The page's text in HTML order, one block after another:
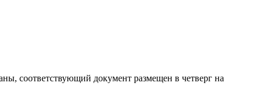
соответствующий документ размещен в четверг на